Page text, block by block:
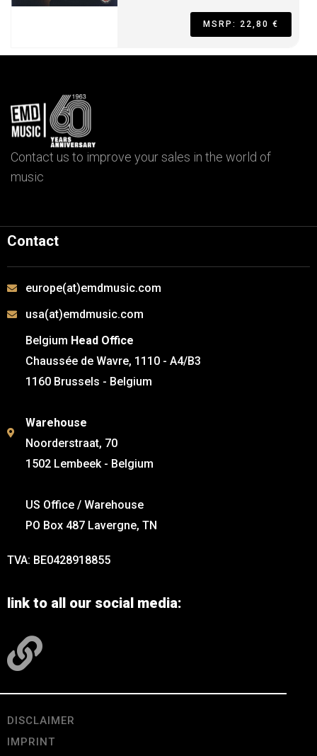
MSRP: 22,80 €
Contact us to improve your sales in the world of
music
Contact
europe(at)emdmusic.com
usa(at)emdmusic.com
Belgium Head Office
Chaussée de Wavre, 1110 - A4/B3
1160 Brussels - Belgium
Warehouse
Noorderstraat, 70
1502 Lembeek - Belgium
US Office / Warehouse
PO Box 487 Lavergne, TN
TVA: BE0428918855
link to all our social media:
DISCLAIMER
IMPRINT